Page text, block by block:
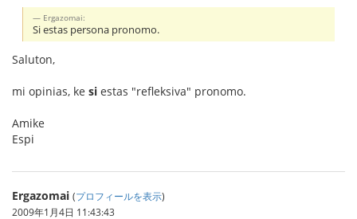
Ergazomai:
Si estas persona pronomo.
Saluton,
mi opinias, ke si estas "refleksiva" pronomo.
Amike
Espi
Ergazomai (プロフィールを表示)
2009年1月4日 11:43:43